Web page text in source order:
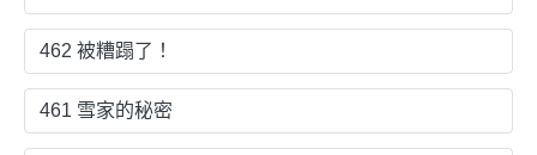
462 被糟蹋了！
461 雪家的秘密